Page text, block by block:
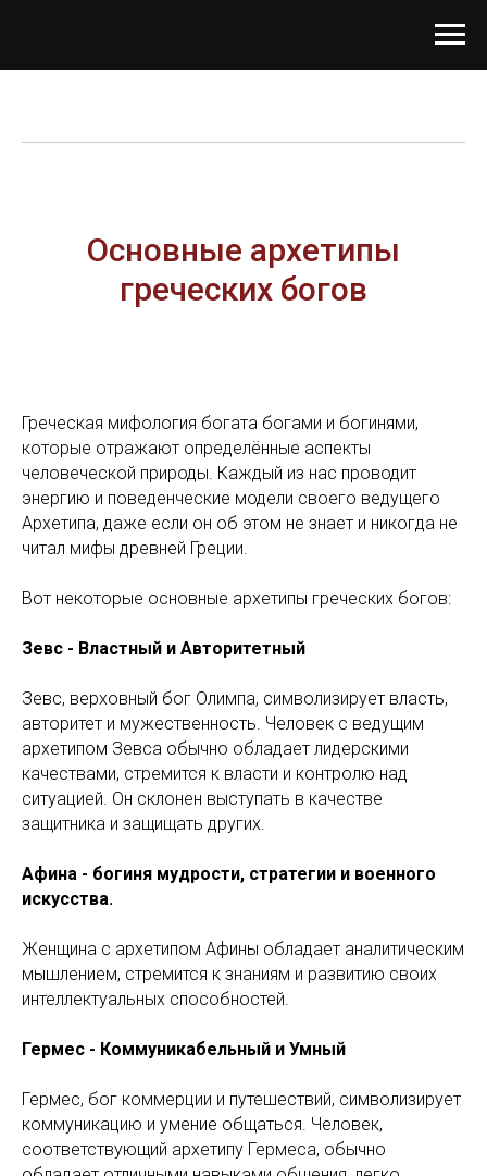
Основные архетипы
греческих богов
Греческая мифология богата богами и богинями,
которые отражают определённые аспекты
человеческой природы. Каждый из нас проводит
энергию и поведенческие модели своего ведущего
Архетипа, даже если он об этом не знает и никогда не
читал мифы древней Греции.
Вот некоторые основные архетипы греческих богов:
Зевс - Властный и Авторитетный
Зевс, верховный бог Олимпа, символизирует власть,
авторитет и мужественность. Человек с ведущим
архетипом Зевса обычно обладает лидерскими
качествами, стремится к власти и контролю над
ситуацией. Он склонен выступать в качестве
защитника и защищать других.
Афина - богиня мудрости, стратегии и военного
искусства.
Женщина с архетипом Афины обладает аналитическим
мышлением, стремится к знаниям и развитию своих
интеллектуальных способностей.
Гермес - Коммуникабельный и Умный
Гермес, бог коммерции и путешествий, символизирует
коммуникацию и умение общаться. Человек,
соответствующий архетипу Гермеса, обычно